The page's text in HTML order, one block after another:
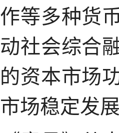
作等多种货
动社会综合
的资本市场
市场稳定发展